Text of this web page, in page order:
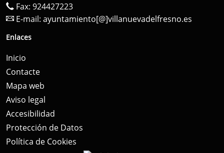
Fax: 924427223
E-mail: ayuntamiento[@]villanuevadelfresno.es
Enlaces
Inicio
Contacte
Mapa web
Aviso legal
Accesibilidad
Protección de Datos
Política de Cookies